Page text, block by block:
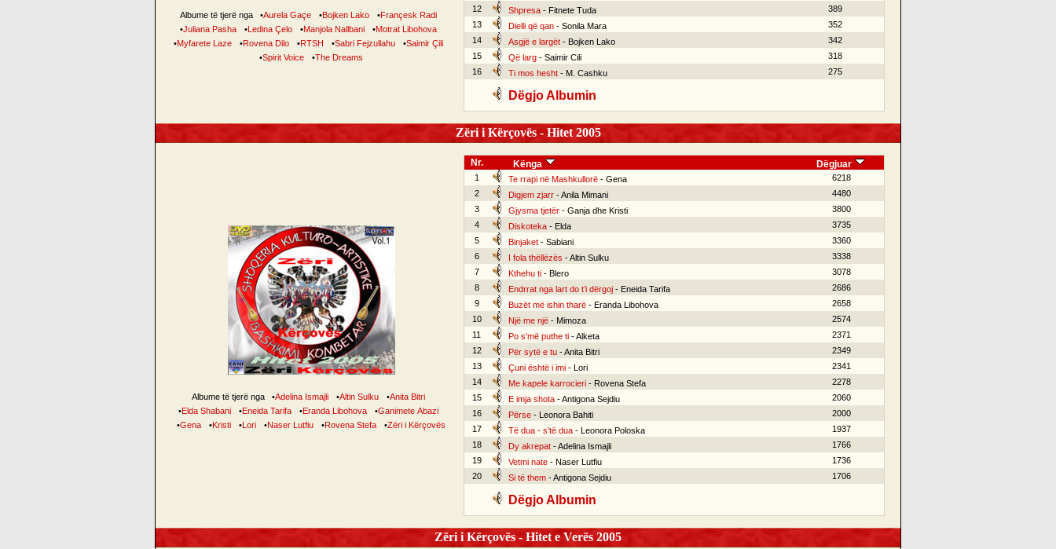
Albume të tjerë nga •Aurela Gaçe •Bojken Lako •Françesk Radi
•Juliana Pasha •Ledina Çelo •Manjola Nallbani •Motrat Libohova
•Myfarete Laze •Rovena Dilo •RTSH •Sabri Fejzullahu •Saimir Çili
•Spirit Voice •The Dreams
12
Shpresa- Fitnete Tuda
389
13
Dielli që qan- Sonila Mara
352
14
Asgjë e largët- Bojken Lako
342
15
Që larg- Saimir Cili
318
16
Ti mos hesht- M. Cashku 275
Dëgjo Albumin
Zëri i Kërçovës - Hitet 2005
Albume të tjerë nga •Adelina Ismajli •Altin Sulku •Anita Bitri
•Elda Shabani •Eneida Tarifa •Eranda Libohova •Ganimete Abazi
•Gena •Kristi •Lori •Naser Lutfiu •Rovena Stefa •Zëri i Kërçovës
Nr. Kënga Dëgjuar
1 Te rrapi në Mashkullorë- Gena
6218
2
Digjem zjarr- Anila Mimani
4480
3
Gjysma tjetër- Ganja dhe Kristi
3800
4
Diskoteka- Elda
3735
5
Binjaket- Sabiani
3360
6
I fola thëllëzës - Altin Sulku
3338
7
Kthehu ti- Blero
3078
8
Endrrat nga lart do t’i dërgoj- Eneida Tarifa
2686
9
Buzët më ishin tharë- Eranda Libohova
2658
10
Një me një- Mimoza
2574
11
Po s’më puthe ti- Alketa
2371
12
Për sytë e tu- Anita Bitri
2349
13
Çuni është i imi- Lori
2341
14
Me kapele karrocieri- Rovena Stefa
2278
15
E imja shota- Antigona Sejdiu
2060
16
Përse- Leonora Bahiti
2000
17
Të dua - s’të dua- Leonora Poloska
1937
18
Dy akrepat- Adelina Ismajli
1766
19
Vetmi nate- Naser Lutfiu
1736
20
Si të them- Antigona Sejdiu 1706
Dëgjo Albumin
Zëri i Kërçovës - Hitet e Verës 2005